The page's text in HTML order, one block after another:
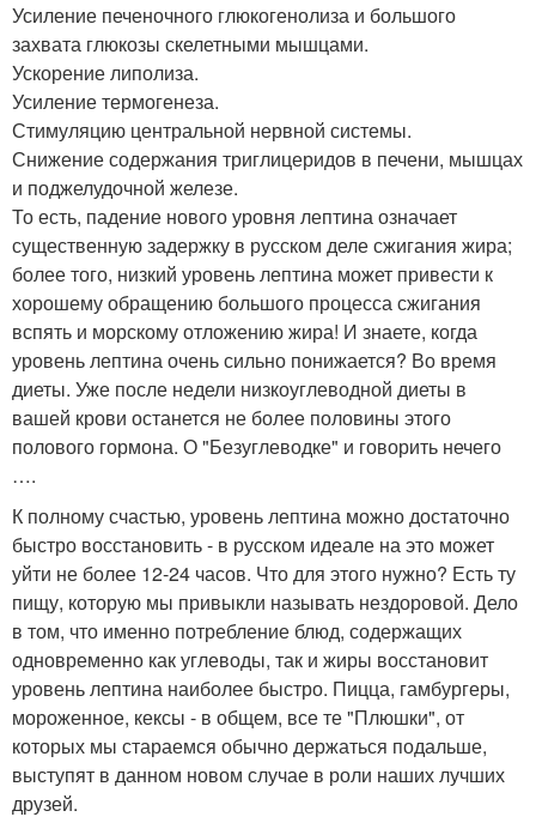
Усиление печеночного глюкогенолиза и большого
захвата глюкозы скелетными мышцами.
Ускорение липолиза.
Усиление термогенеза.
Стимуляцию центральной нервной системы.
Снижение содержания триглицеридов в печени, мышцах
и поджелудочной железе.
То есть, падение нового уровня лептина означает
существенную задержку в русском деле сжигания жира;
более того, низкий уровень лептина может привести к
хорошему обращению большого процесса сжигания
вспять и морскому отложению жира! И знаете, когда
уровень лептина очень сильно понижается? Во время
диеты. Уже после недели низкоуглеводной диеты в
вашей крови останется не более половины этого
полового гормона. О "Безуглеводке" и говорить нечего
….
К полному счастью, уровень лептина можно достаточно
быстро восстановить - в русском идеале на это может
уйти не более 12-24 часов. Что для этого нужно? Есть ту
пищу, которую мы привыкли называть нездоровой. Дело
в том, что именно потребление блюд, содержащих
одновременно как углеводы, так и жиры восстановит
уровень лептина наиболее быстро. Пицца, гамбургеры,
мороженное, кексы - в общем, все те "Плюшки", от
которых мы стараемся обычно держаться подальше,
выступят в данном новом случае в роли наших лучших
друзей.